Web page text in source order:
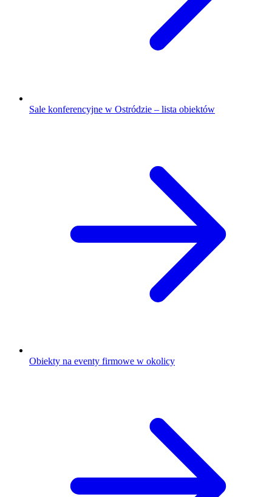
Sale konferencyjne w Ostródzie – lista obiektów
Obiekty na eventy firmowe w okolicy